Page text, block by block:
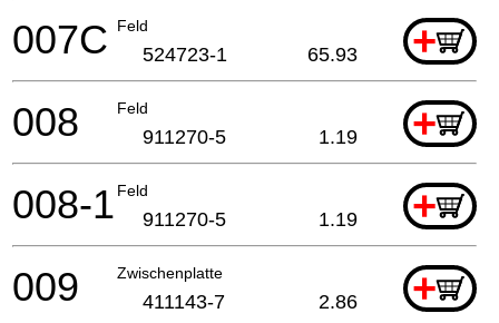
Feld +
007C 524723-1 65.93
Feld +
008 911270-5 1.19
Feld +
008-1 911270-5 1.19
Zwischenplatte +
009 411143-7 2.86